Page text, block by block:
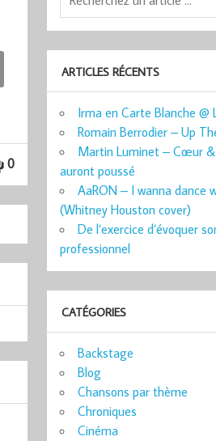
0
ARTICLES RÉCENTS
Irma en Carte Blanche @
Romain Berrodier – Up
Martin Luminet – Cœur &
auront poussé
AaRON – I wanna dance
(Whitney Houston cover)
De l’exercice d’évoquer
professionnel
CATÉGORIES
Backstage
Blog
Chansons par thème
Chroniques
Cinéma